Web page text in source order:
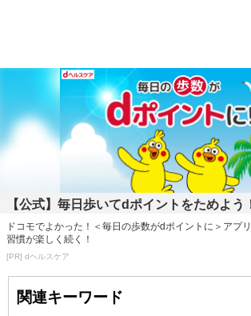
異なる素材で両面使い分けができて便利！
デリケートな肌にも安心なガーゼと、吸水性が
ふわ無撚糸パイル。
＜サイズ＞
25×25cm
【公式】毎日歩いてdポイントをためよう
ドコモでよかった！＜毎日の歩数がdポイントに＞アプ
習慣が楽しく続く！
[PR] dヘルスケア
関連キーワード